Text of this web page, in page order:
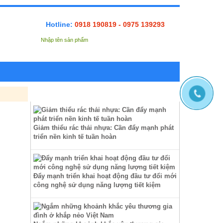
Hotline: 0918 190819 - 0975 139293
Giảm thiểu rác thải nhựa: Cần đẩy mạnh phát
triển nền kinh tế tuần hoàn
Đẩy mạnh triển khai hoạt động đầu tư đổi mới
công nghệ sử dụng năng lượng tiết kiệm